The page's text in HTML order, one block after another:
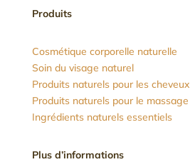
Produits
Cosmétique corporelle naturelle
Soin du visage naturel
Produits naturels pour les cheveux
Produits naturels pour le massage
Ingrédients naturels essentiels
Plus d’informations